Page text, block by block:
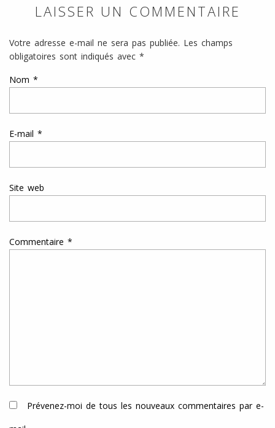
LAISSER UN COMMENTAIRE
Votre adresse e-mail ne sera pas publiée. Les champs
obligatoires sont indiqués avec *
Nom *
E-mail *
Site web
Commentaire *
Prévenez-moi de tous les nouveaux commentaires par e-